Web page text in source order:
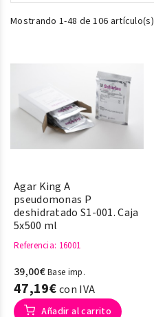
Mostrando 1-48 de 106 artículo(s)
Agar King A
pseudomonas P
deshidratado S1-001. Caja
5x500 ml
Referencia: 16001
39,00€Base imp.
47,19€con IVA
Añadir al carrito